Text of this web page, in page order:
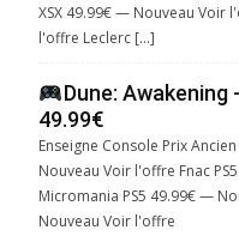
XSX 49.99€ — Nouveau Voir
l'offre Leclerc […]
Dune: Awakening
49.99€
Enseigne Console Prix
Nouveau Voir l'offre Fnac
Micromania PS5 49.99€ —
Nouveau Voir l'offre